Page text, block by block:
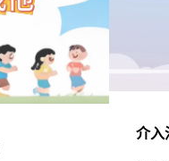
介入